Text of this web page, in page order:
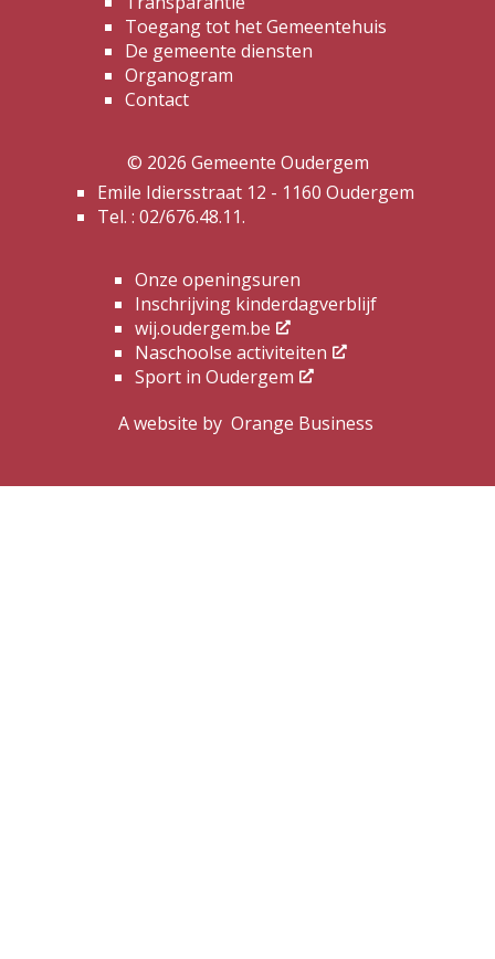
Toegang tot het Gemeentehuis
De gemeente diensten
Organogram
Contact
© 2026 Gemeente Oudergem
Emile Idiersstraat 12 - 1160 Oudergem
Tel. : 02/676.48.11.
Onze openingsuren
Inschrijving kinderdagverblijf
wij.oudergem.be
Naschoolse activiteiten
Sport in Oudergem
A website by Orange Business